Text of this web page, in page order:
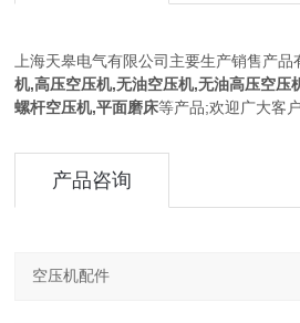
上海天皋电气有限公司主要生产销售产品
机,高压空压机,无油空压机,无油高压空压
螺杆空压机,平面磨床等产品;欢迎广大客
产品咨询